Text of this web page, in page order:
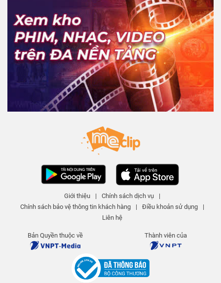
Giới thiệu | Chính sách dịch vụ
|
Chính sách bảo vệ thông tin khách hàng
| Điều khoản sử dụng
|
Liên hệ
Bản Quyền thuộc về Thành viên của